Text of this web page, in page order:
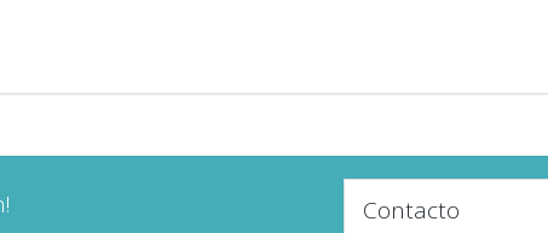
Contacto